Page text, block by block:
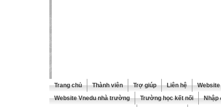
Trang chủ Thành viên Trợ giúp Liên hệ
Website Vnedu nhà trường
Trường học kết nối
Nhập